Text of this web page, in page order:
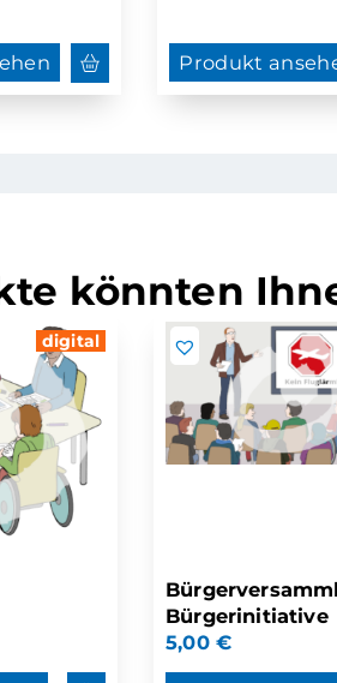
Produkt
könnten
digital
Bürgerinitiative
5,00 €